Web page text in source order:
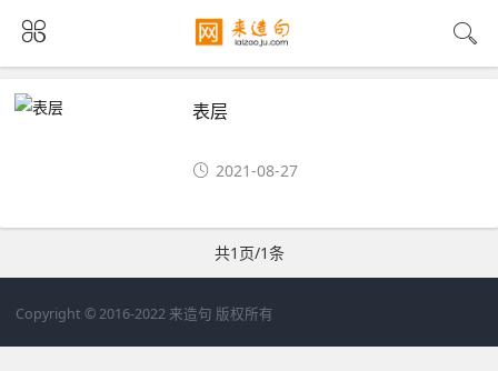
表层
2021-08-27
共1页/1条
Copyright © 2016-2022 来造句 版权所有